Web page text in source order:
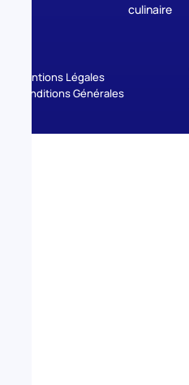
culinaire
Mentions Légales
Conditions Générales